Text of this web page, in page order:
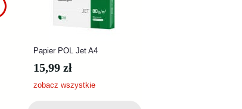
Papier POL Jet A4
15,99 zł
zobacz wszystkie